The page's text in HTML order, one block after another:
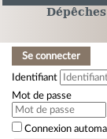
Dépêches
Se connecter
Identifiant
Mot de passe
Connexion